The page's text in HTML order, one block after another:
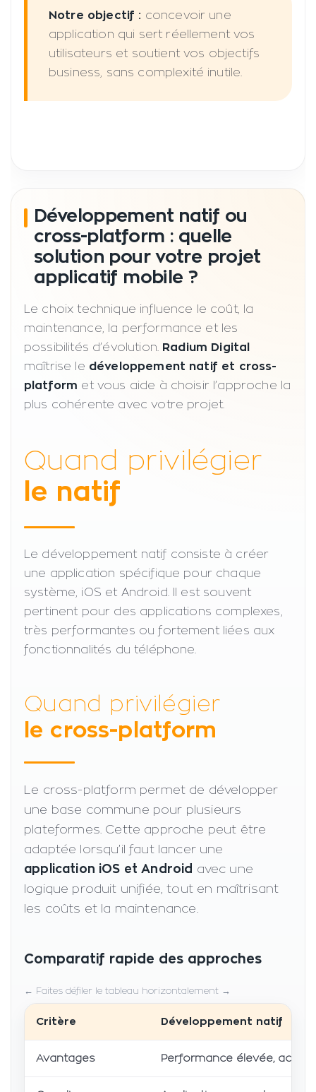
Notre objectif : concevoir une
application qui sert réellement vos
utilisateurs et soutient vos objectifs
business, sans complexité inutile.
Développement natif ou
cross-platform : quelle
solution pour votre projet
applicatif mobile ?
Le choix technique influence le coût, la
maintenance, la performance et les
possibilités d’évolution. Radium Digital
maîtrise le développement natif et cross-
platform et vous aide à choisir l’approche la
plus cohérente avec votre projet.
Quand privilégier
le natif
Le développement natif consiste à créer
une application spécifique pour chaque
système, iOS et Android. Il est souvent
pertinent pour des applications complexes,
très performantes ou fortement liées aux
fonctionnalités du téléphone.
Quand privilégier
le cross-platform
Le cross-platform permet de développer
une base commune pour plusieurs
plateformes. Cette approche peut être
adaptée lorsqu’il faut lancer une
application iOS et Android avec une
logique produit unifiée, tout en maîtrisant
les coûts et la maintenance.
Comparatif rapide des approches
Faites défiler le tableau horizontalement
Critère Développement natif
Avantages Performance élevée,